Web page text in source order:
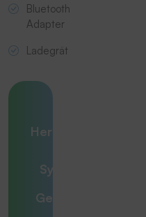
Bluetooth
Adapter
Ladegrät
Herausforderung
Systemlösung
Gemeinsam zur